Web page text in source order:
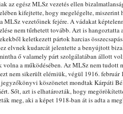
az egész MLSz vezetés ellen
kifejtette, hogy megelégelte, miszerint
MLSz vezetőinek fejére. A vádakat
nem tűrhetett tovább. Azt is hangoztatta
keletkezett pártok harcias
ez elvnek kudarcát jelentette a benyújtott
ő valamely párt szolgálatában állott
a működésében. Az MLSz nem
nem sikerült elérniük, végül 1916. február
köszönetet mondtak Kárpáti
Sőt, azt is elhatározták, hogy
meg, aki a képet 1918-ban át is adta a